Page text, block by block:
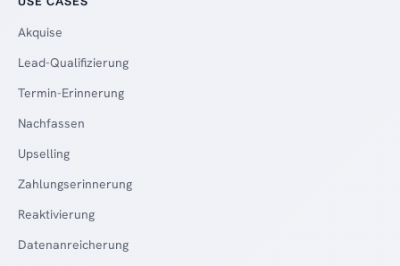
Akquise
Lead-Qualifizierung
Termin-Erinnerung
Nachfassen
Upselling
Zahlungserinnerung
Reaktivierung
Datenanreicherung